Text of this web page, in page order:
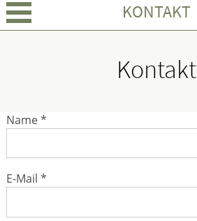
KONTAKT
Ratgeber
Krankheiten & Therapie
Kontakt
Name *
E-Mail *